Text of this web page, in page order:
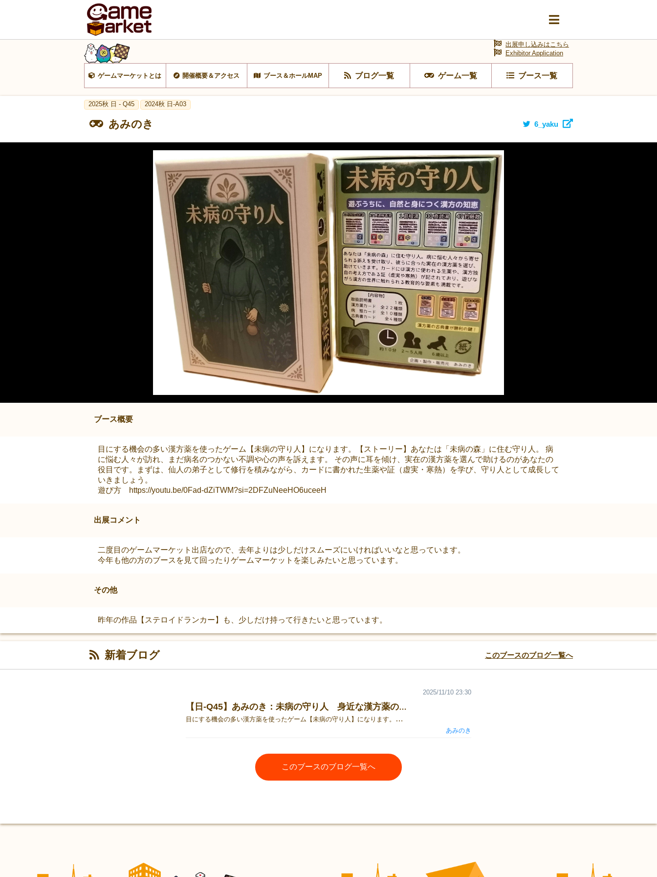
ゲームマーケットとは 開催概要＆アクセス ブース＆ホールMAP ブログ一覧 ゲーム一覧 ブース一覧
出展申し込みはこちら
Exhibitor Application
2025秋 日 - Q45 2024秋 日-A03
あみのき 6_yaku
ブース概要
目にする機会の多い漢方薬を使ったゲーム【未病の守り人】になります。【ストーリー】あなたは「未病の森」に住む守り人。 病
に悩む人々が訪れ、まだ病名のつかない不調や心の声を訴えます。 その声に耳を傾け、実在の漢方薬を選んで助けるのがあなたの
役目です。まずは、仙人の弟子として修行を積みながら、カードに書かれた生薬や証（虚実・寒熱）を学び、守り人として成長して
いきましょう。
遊び方 https://youtu.be/0Fad-dZiTWM?si=2DFZuNeeHO6uceeH
出展コメント
二度目のゲームマーケット出店なので、去年よりは少しだけスムーズにいければいいなと思っています。
今年も他の方のブースを見て回ったりゲームマーケットを楽しみたいと思っています。
その他
昨年の作品【ステロイドランカー】も、少しだけ持って行きたいと思っています。
新着ブログ このブースのブログ一覧へ
【日-Q45】あみのき：未病の守り人 身近な漢方薬の特徴をカードゲームで遊んで学べるよ！
目にする機会の多い漢方薬を使ったゲーム【未病の守り人】になります。【ストーリー】あなたは「未病の森」に住む守り人。 病に悩む人々が訪れ、まだ病名のつかない不調や心の声を訴えます。 その声に耳を傾け、実在の漢方薬を選んで助けるのがあなたの役目です。まずは、仙人の弟子として修行を積みながら、カードに書かれた生薬や証（虚実・寒熱）を学び、守り人として成長していきましょう。 ゲームマーケットにてご購入いただける方には、今年も【サイコロ割引】がありますので何卒宜しくお願い致します。
2025/11/10 23:30
あみのき
このブースのブログ一覧へ